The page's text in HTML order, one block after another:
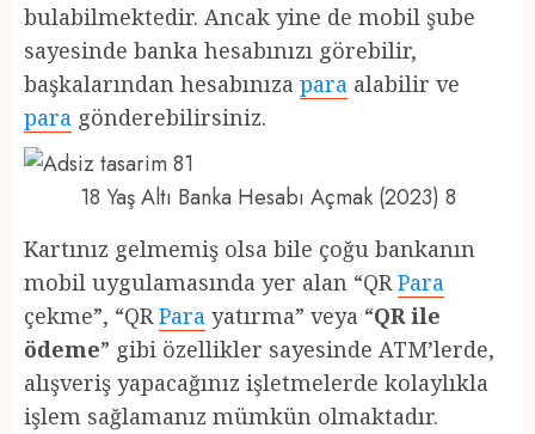
bulabilmektedir. Ancak yine de mobil şube
sayesinde banka hesabınızı görebilir,
başkalarından hesabınıza para alabilir ve
para gönderebilirsiniz.
18 Yaş Altı Banka Hesabı Açmak (2023) 8
Kartınız gelmemiş olsa bile çoğu bankanın
mobil uygulamasında yer alan “QRPara
çekme”, “QRPara yatırma” veya “QR ile
ödeme” gibi özellikler sayesinde ATM’lerde,
alışveriş yapacağınız işletmelerde kolaylıkla
işlem sağlamanız mümkün olmaktadır.